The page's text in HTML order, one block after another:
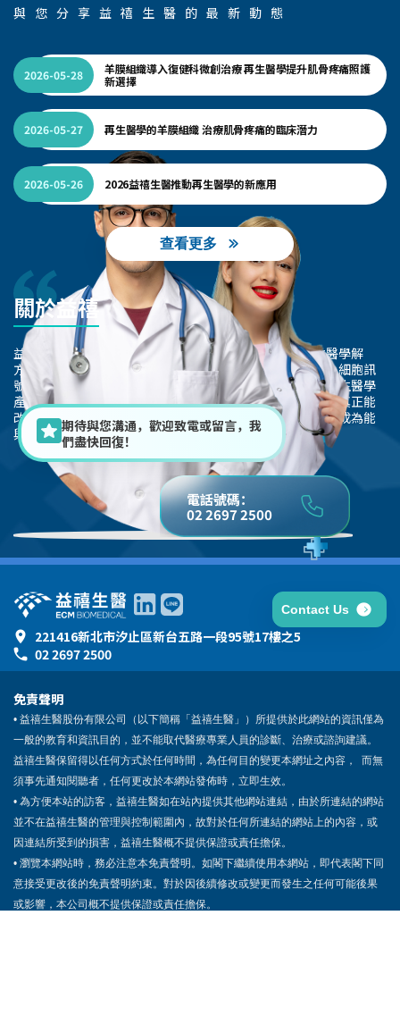
與您分享益禧生醫的最新動態
2026-05-28
羊膜組織導入復健科微創治療 再生醫學提升肌骨疼痛照護
新選擇
2026-05-27 再生醫學的羊膜組織 治療肌骨疼痛的臨床潛力
2026-05-26 2026益禧生醫推動再生醫學的新應用
查看更多
關於益禧
益禧生醫專注於開發以「人源生物性材料」為基礎的再生醫學解
方。透過來自人體器官與組織的天然材料，保留其微結構、細胞訊
號、生長因子與再生潛力；我們開發出擁有全球獨特性的再生醫學
產品，搭配完善的品質系統與法規資質，致力於提供臨床上真正能
改善預後、促進癒合、降低感染風險的再生醫學材料，期許成為能
與世界級醫療巨頭並肩的再生醫學品牌。
期待與您溝通，歡迎致電或留言，我
們盡快回復！
電話號碼：
02 2697 2500
221416新北市汐止區新台五路一段95號17樓之5
02 2697 2500
Contact Us
免責聲明
• 益禧生醫股份有限公司（以下簡稱「益禧生醫」）所提供於此網站的資訊僅為
一般的教育和資訊目的，並不能取代醫療專業人員的診斷、治療或諮詢建議。
益禧生醫保留得以任何方式於任何時間，為任何目的變更本網址之內容， 而無
須事先通知閱聽者，任何更改於本網站發佈時，立即生效。
• 為方便本站的訪客，益禧生醫如在站內提供其他網站連結，由於所連結的網站
並不在益禧生醫的管理與控制範圍內，故對於任何所連結的網站上的內容，或
因連結所受到的損害，益禧生醫概不提供保證或責任擔保。
• 瀏覽本網站時，務必注意本免責聲明。如閣下繼續使用本網站，即代表閣下同
意接受更改後的免責聲明約束。對於因後續修改或變更而發生之任何可能後果
或影響，本公司概不提供保證或責任擔保。